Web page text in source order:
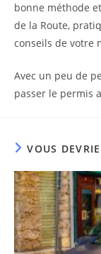
bonne méthode
de la Route,
conseils de votre
Avec un peu de
passer le permis
VOUS